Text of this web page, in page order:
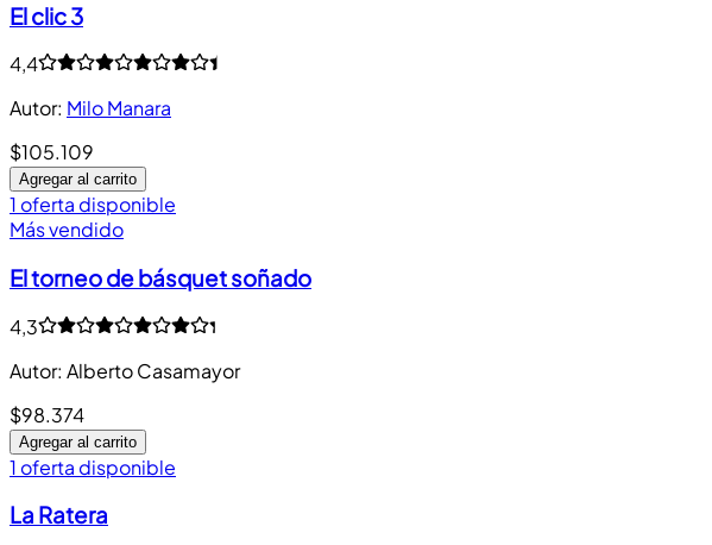
El clic 3
4,4
Autor: Milo Manara
$105.109
Agregar al carrito
1 oferta disponible
Más vendido
El torneo de básquet soñado
4,3
Autor: Alberto Casamayor
$98.374
Agregar al carrito
1 oferta disponible
La Ratera